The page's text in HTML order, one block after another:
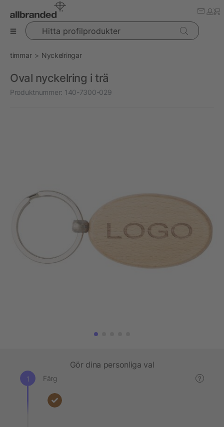
Hitta profilprodukter
timmar Nyckelringar
Oval nyckelring i trä
Produktnummer: 140-7300-029
Gör dina personliga val
Färg ?